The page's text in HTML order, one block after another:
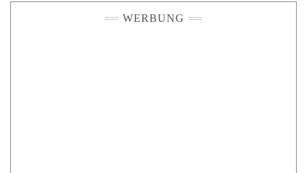
WERBUNG